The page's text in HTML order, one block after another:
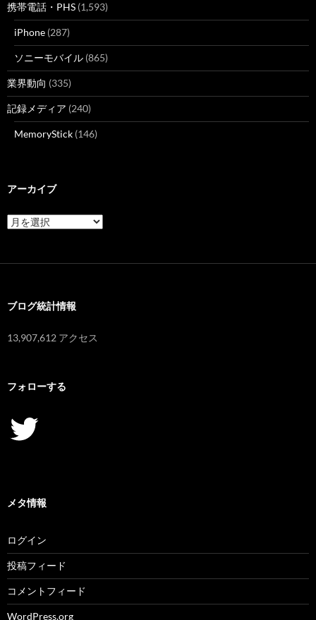
携帯電話・PHS (1,593)
iPhone (287)
ソニーモバイル (865)
業界動向 (335)
記録メディア (240)
MemoryStick (146)
アーカイブ
ア
ー
ブログ統計情報
13,907,612 アクセス
フォローする
Twitter
メタ情報
ログイン
投稿フィード
コメントフィード
WordPress.org